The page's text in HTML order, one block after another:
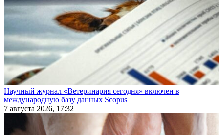
Научный журнал «Ветеринария сегодня» включен в
международную базу данных Scopus
7 августа 2026, 17:32